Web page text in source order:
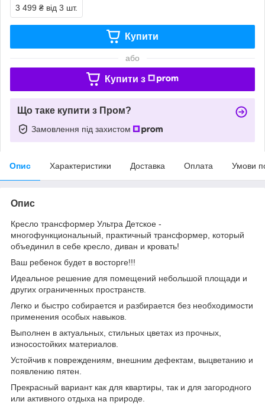
3 499 ₴ від 3 шт.
Купити
або
Купити з
Що таке купити з Пром?
Замовлення під захистом
Опис Характеристики Доставка Оплата Умови
Опис
Кресло трансформер Ультра Детское -
многофункциональный, практичный трансформер, который
объединил в себе кресло, диван и кровать!
Ваш ребенок будет в восторге!!!
Идеальное решение для помещений небольшой площади и
других ограниченных пространств.
Легко и быстро собирается и разбирается без необходимости
применения особых навыков.
Выполнен в актуальных, стильных цветах из прочных,
износостойких материалов.
Устойчив к повреждениям, внешним дефектам, выцветанию и
появлению пятен.
Прекрасный вариант как для квартиры, так и для загородного
или активного отдыха на природе.